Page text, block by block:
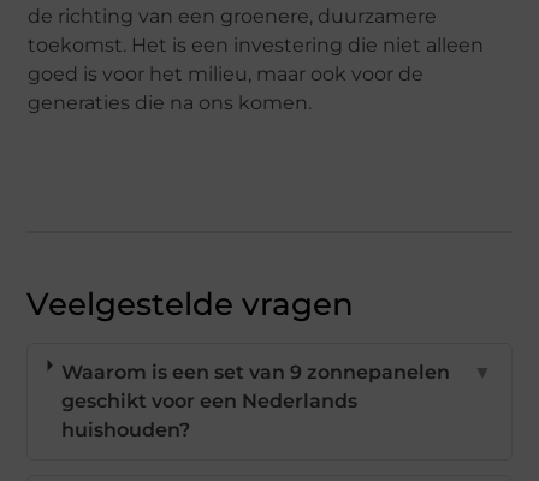
de richting van een groenere, duurzamere
toekomst. Het is een investering die niet alleen
goed is voor het milieu, maar ook voor de
generaties die na ons komen.
Veelgestelde vragen
Waarom is een set van 9 zonnepanelen
geschikt voor een Nederlands
huishouden?
▼